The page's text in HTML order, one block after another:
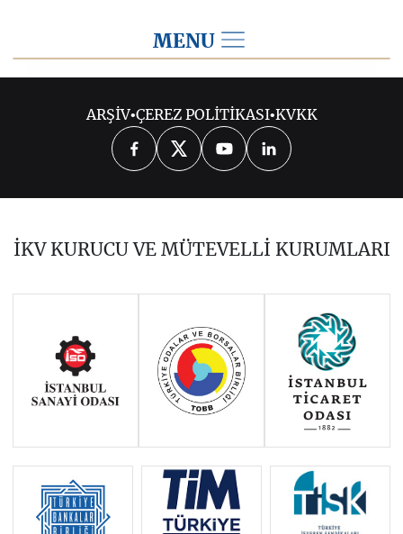
MENU
TarihçeAB Kurumları Yasal Çerçeve
Temel Politika Alanları
AB Ajansları
ARŞİV•ÇEREZ POLİTİKASI•KVKK
İKV KURUCU VE MÜTEVELLİ KURUMLARI